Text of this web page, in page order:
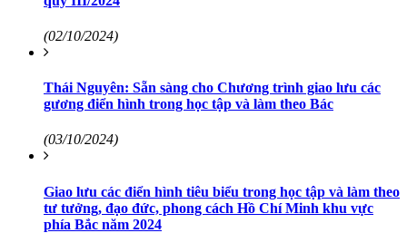
(02/10/2024)
Thái Nguyên: Sẵn sàng cho Chương trình giao lưu các
gương điển hình trong học tập và làm theo Bác
(03/10/2024)
Giao lưu các điển hình tiêu biểu trong học tập và làm theo
tư tưởng, đạo đức, phong cách Hồ Chí Minh khu vực
phía Bắc năm 2024